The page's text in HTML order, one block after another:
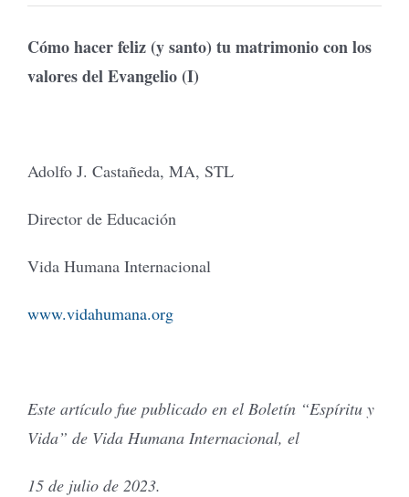
Cómo hacer feliz (y santo) tu matrimonio con los
valores del Evangelio (I)
Adolfo J. Castañeda, MA, STL
Director de Educación
Vida Humana Internacional
www.vidahumana.org
Este artículo fue publicado en el Boletín “Espíritu y
Vida” de Vida Humana Internacional, el
15 de julio de 2023.